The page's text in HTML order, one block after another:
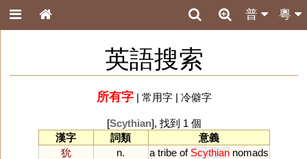
粵
普
英語搜索
所有字| 常用字| 冷僻字
[Scythian], 找到 1 個
漢字
詞類
意義
狁
n. a tribe of Scythian nomads